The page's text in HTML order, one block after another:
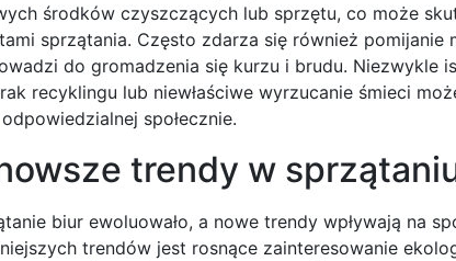
środków czyszczących lub sprzętu, co może
sprzątania. Często zdarza się również
do gromadzenia się kurzu i brudu. Niezwykle
recyklingu lub niewłaściwe wyrzucanie śmieci
społecznie.
trendy w
biur ewoluowało, a nowe trendy wpływają na
trendów jest rosnące zainteresowanie